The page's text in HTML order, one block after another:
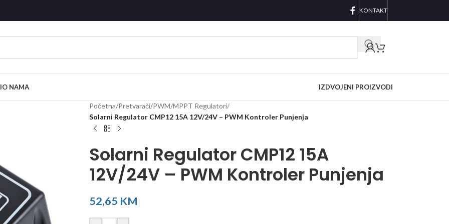
KONTAKT
O NAMA IZDVOJENI PROIZVODI
Početna/Pretvarači/PWM/MPPT Regulatori/
Solarni Regulator CMP12 15A 12V/24V – PWM Kontroler Punjenja
Solarni Regulator CMP12 15A
12V/24V – PWM Kontroler Punjenja
52,65 KM